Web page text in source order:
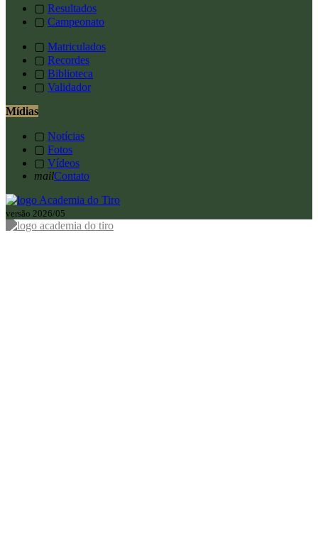
▢ Resultados
▢ Campeonato
▢ Matriculados
▢ Recordes
▢ Biblioteca
▢ Validador
Mídias
▢ Notícias
▢ Fotos
▢ Vídeos
mailContato
versão 2026/05